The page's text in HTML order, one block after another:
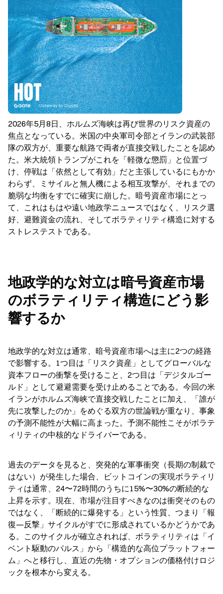
2026年5月8日、ホルムズ海峡は再び世界のリスク資産の
焦点となっている。米国の中央軍司令部とイランの武装部
隊の双方が、重要な航路で両者が直接交戦したことを認め
た。米大統領トランプがこれを「軽微な懲罰」と位置づ
け、停戦は「依然として有効」だと主張しているにもかか
わらず、ミサイルと無人機による相互攻撃が、それまでの
脆弱な均衡をすでに確実に崩した。暗号資産市場にとっ
て、これはもはや遠い地政学ニュースではなく、リスク選
好、避難資金の流れ、そしてボラティリティ構造に対する
ストレステストである。
地政学的な対立は暗号資産市場
のボラティリティ構造にどう影
響するか
地政学的な対立は通常、暗号資産市場へは主に2つの経路
で影響する。1つ目は「リスク資産」としてグローバルな
資本フローの衝撃を受けること、2つ目は「デジタルゴー
ルド」として避避需要を受け止めることである。今回の米
イランがホルムズ海峡で直接交戦したことに加え、「誰が
先に攻撃したのか」をめぐる双方の世論戦が重なり、事象
の予測不能性が大幅に高まった。予測不能性こそがボラテ
ィリティの中核的なドライバーである。
過去のデータを見ると、突発的な軍事衝突（長期の制裁で
はない）が発生した場合、ビットコインの実現ボラティリ
ティは通常、24〜72時間のうちに15%〜30%の断続的な
上昇を示す。現在、市場が注目すべきなのは衝突そのもの
ではなく、「断続的に爆発する」という性質、つまり「報
復—反撃」サイクルがすでに形成されているかどうかであ
る。このサイクルが確立されれば、ボラティリティは「イ
ベント駆動のパルス」から「構造的な高位プラットフォー
ム」へと移行し、直近の先物・オプションの価格付けロジ
ックを根本から変える。